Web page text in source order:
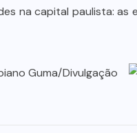
na capital paulista: as
à